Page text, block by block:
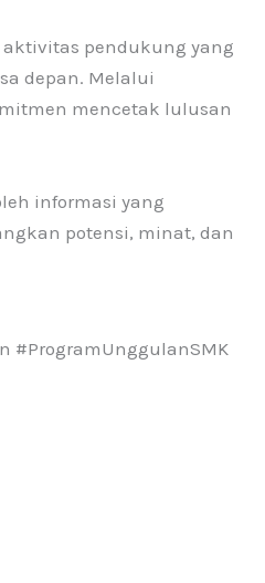
pendukung yang
depan. Melalui
mencetak lulusan
informasi yang
potensi, minat, dan
#ProgramUnggulanSMK